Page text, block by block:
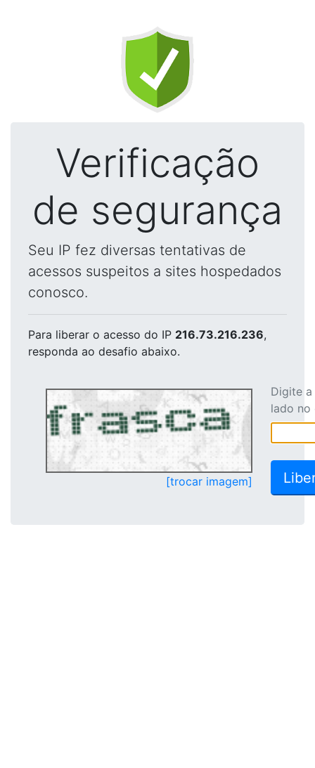
Verificação
de segurança
Seu IP fez diversas tentativas de
acessos suspeitos a sites hospedados
conosco.
Para liberar o acesso do IP 216.73.216.236,
responda ao desafio abaixo.
[trocar imagem]
Digite
lado no